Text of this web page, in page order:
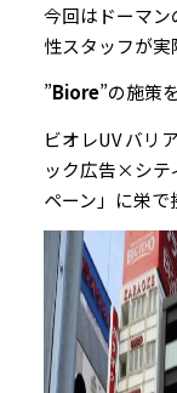
今回はドーマン
性スタッフが
”Biore”の施策
ビオレUV バリ
ック広告×シ
ペーン」に栄で